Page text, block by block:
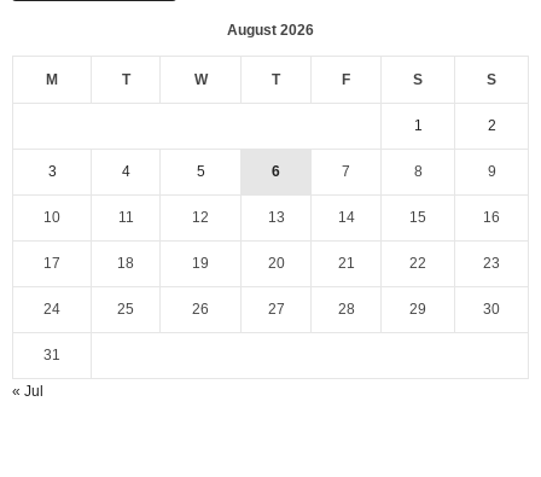
August 2026
M T W T F S S
1 2
3 4 5 6 7 8 9
10 11 12 13 14 15 16
17 18 19 20 21 22 23
24 25 26 27 28 29 30
31
« Jul